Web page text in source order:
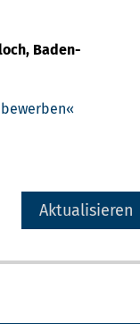
Baden-
Aktualisieren